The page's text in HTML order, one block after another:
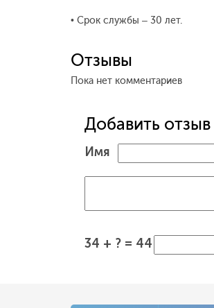
• Срок службы – 30 лет.
Отзывы
Пока нет комментариев
Добавить отзыв
Имя
34 + ? = 44